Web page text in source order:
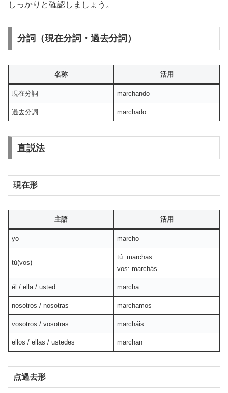
しっかりと確認しましょう。
分詞（現在分詞・過去分詞）
名称 活用
現在分詞 marchando
過去分詞 marchado
直説法
現在形
主語 活用
yo marcho
tú(vos)
tú: marchas
vos: marchás
él / ella / usted marcha
nosotros / nosotras marchamos
vosotros / vosotras marcháis
ellos / ellas / ustedes marchan
点過去形